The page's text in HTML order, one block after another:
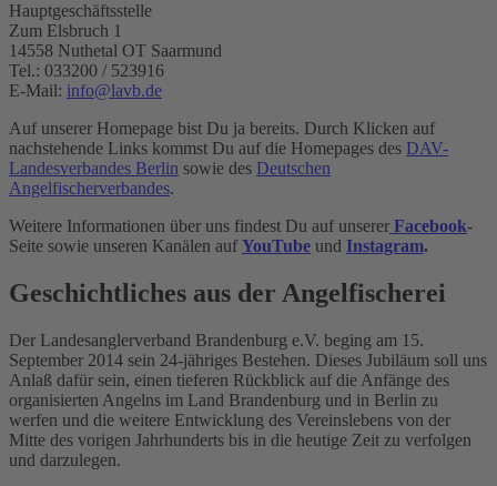
Hauptgeschäftsstelle
Zum Elsbruch 1
14558 Nuthetal OT Saarmund
Tel.: 033200 / 523916
E-Mail: info@lavb.de
Auf unserer Homepage bist Du ja bereits. Durch Klicken auf
nachstehende Links kommst Du auf die Homepages des DAV-
Landesverbandes Berlin sowie des Deutschen
Angelfischerverbandes.
Weitere Informationen über uns findest Du auf unserer Facebook-
Seite sowie unseren Kanälen auf YouTube und Instagram.
Geschichtliches aus der Angelfischerei
Der Landesanglerverband Brandenburg e.V. beging am 15.
September 2014 sein 24-jähriges Bestehen. Dieses Jubiläum soll uns
Anlaß dafür sein, einen tieferen Rückblick auf die Anfänge des
organisierten Angelns im Land Brandenburg und in Berlin zu
werfen und die weitere Entwicklung des Vereinslebens von der
Mitte des vorigen Jahrhunderts bis in die heutige Zeit zu verfolgen
und darzulegen.